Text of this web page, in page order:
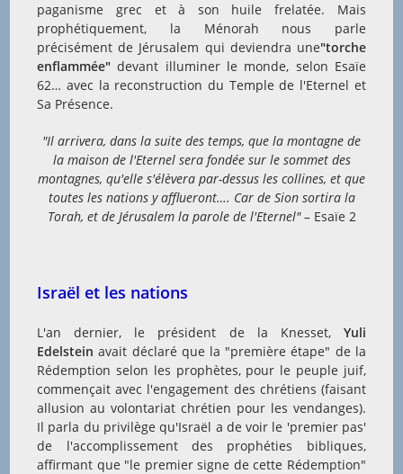
paganisme grec et à son huile frelatée. Mais
prophétiquement, la Ménorah nous parle
précisément de Jérusalem qui deviendra une"torche
enflammée" devant illuminer le monde, selon Esaïe
62… avec la reconstruction du Temple de l'Eternel et
Sa Présence.
"Il arrivera, dans la suite des temps, que la montagne de
la maison de l'Eternel sera fondée sur le sommet des
montagnes, qu'elle s'élèvera par-dessus les collines, et que
toutes les nations y afflueront…. Car de Sion sortira la
Torah, et de Jérusalem la parole de l'Eternel" – Esaïe 2
Israël et les nations
L'an dernier, le président de la Knesset, Yuli
Edelstein avait déclaré que la "première étape" de la
Rédemption selon les prophètes, pour le peuple juif,
commençait avec l'engagement des chrétiens (faisant
allusion au volontariat chrétien pour les vendanges).
Il parla du privilège qu'Israël a de voir le 'premier pas'
de l'accomplissement des prophéties bibliques,
affirmant que "le premier signe de cette Rédemption"